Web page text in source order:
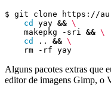
$ git clone https://
cd
yay &&
    makepkg -sri
&&
cd
.. &&
Alguns pacotes extras que
editor de imagens Gimp, o